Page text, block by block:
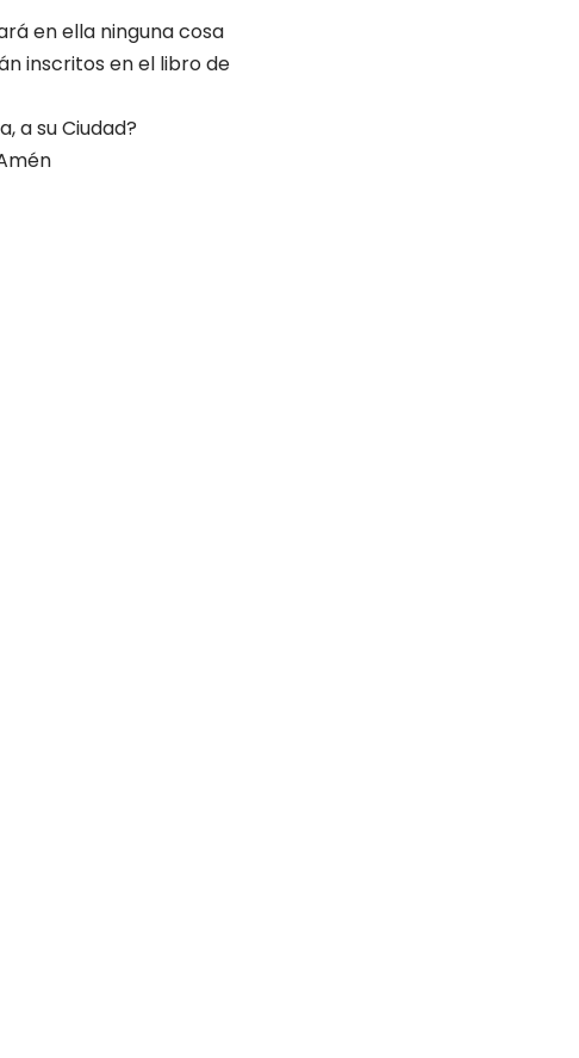
en ella ninguna cosa
inscritos en el libro de
a su Ciudad?